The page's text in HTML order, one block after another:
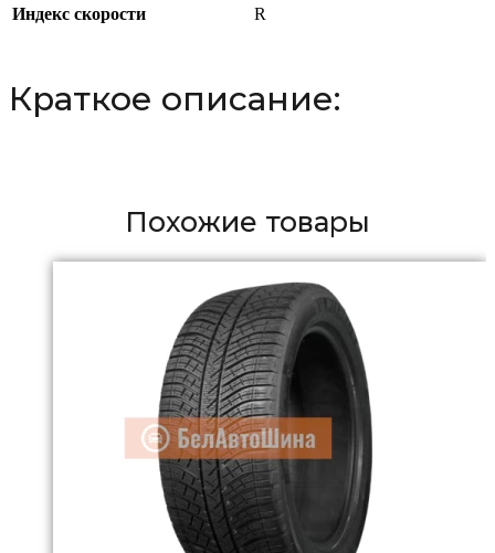
Индекс скорости
R
Краткое описание:
Похожие товары